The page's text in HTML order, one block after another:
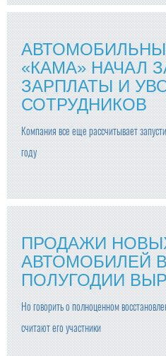
«КАМА» НАЧАЛ
ЗАРПЛАТЫ И
СОТРУДНИКОВ
Компания все еще рассчитывает
году
ПРОДАЖИ
АВТОМОБИЛЕЙ
ПОЛУГОДИИ
Но говорить о полноценном
считают его участники